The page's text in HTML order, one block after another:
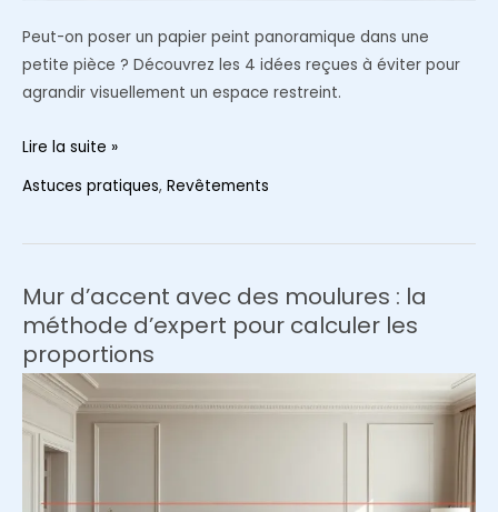
Peut-on poser un papier peint panoramique dans une
petite pièce ? Découvrez les 4 idées reçues à éviter pour
agrandir visuellement un espace restreint.
Papier
panoramique
pièce
4
pièges
à
éviter
Lire la suite »
Astuces pratiques, Revêtements
Mur d’accent avec des moulures : la
méthode d’expert pour calculer les
proportions